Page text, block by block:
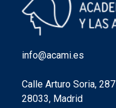
info@acami.es
Calle Arturo Soria, 287
28033, Madrid